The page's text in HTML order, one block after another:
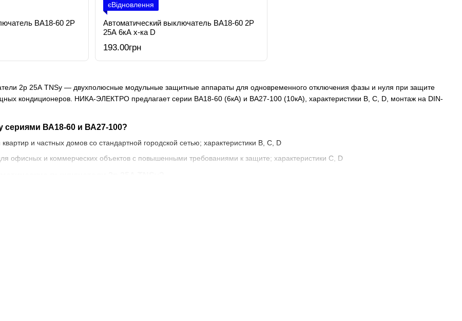
2р 25А TNSy — двухполюсные модульные защитные аппараты для одновременного отключения фазы и нуля при защите
кондиционеров. НИКА-ЭЛЕКТРО предлагает серии ВА18-60 (6кА) и ВА27-100 (10кА), характеристики B, C, D, монтаж на DIN-
сериями ВА18-60 и ВА27-100?
и частных домов со стандартной городской сетью; характеристики B, C, D
офисных и коммерческих объектов с повышенными требованиями к защите; характеристики C, D
ВА18-60 2Р
єВідновлення
Автоматический выключатель ВА18-60 2Р
25А 6кА х-ка D
193.00грн